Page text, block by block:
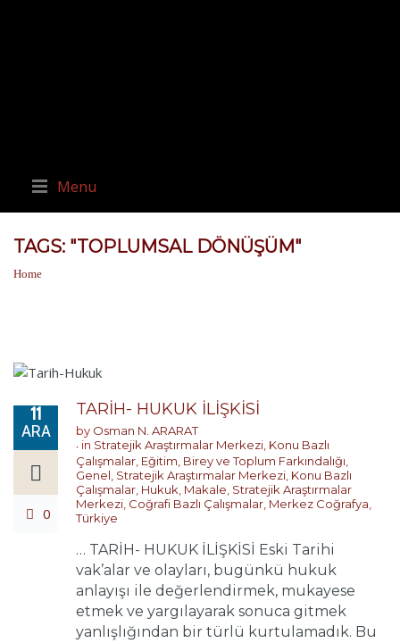
Menu
TAGS: "TOPLUMSAL DÖNÜŞÜM"
Home
11
ARA
0
TARİH- HUKUK İLİŞKİSİ
by Osman N. ARARAT
in Stratejik Araştırmalar Merkezi, Konu Bazlı
Çalışmalar, Eğitim, Birey ve Toplum Farkındalığı,
Genel, Stratejik Araştırmalar Merkezi, Konu Bazlı
Çalışmalar, Hukuk, Makale, Stratejik Araştırmalar
Merkezi, Coğrafi Bazlı Çalışmalar, Merkez Coğrafya,
Türkiye
… TARİH- HUKUK İLİŞKİSİ Eski Tarihi
vak’alar ve olayları, bugünkü hukuk
anlayışı ile değerlendirmek, mukayese
etmek ve yargılayarak sonuca gitmek
yanlışlığından bir türlü kurtulamadık. Bu